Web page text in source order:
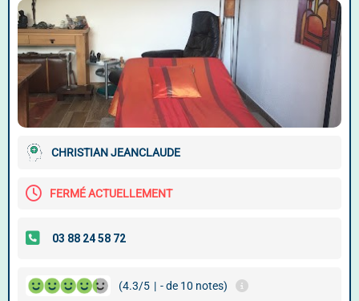
CHRISTIAN JEANCLAUDE
FERMÉ ACTUELLEMENT
(4.3/5 | - de 10 notes)